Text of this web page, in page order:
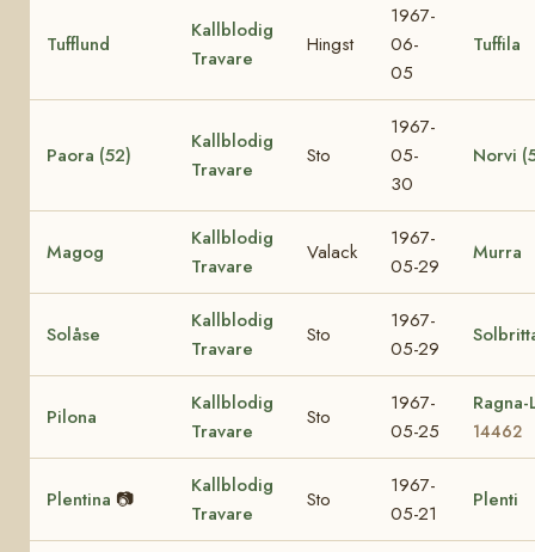
Tufflund
Kallblodig
Travare
Hingst
1967-
06-
05
Tuffila
Paora (52)
Kallblodig
Travare
Sto
1967-
05-
30
Norvi
Magog
Kallblodig
Travare
Valack
1967-
05-29
Murra
Solåse
Kallblodig
Travare
Sto
1967-
05-29
Pilona
Kallblodig
Travare
Sto
1967-
05-25
14462
Plentina 📷
Kallblodig
Travare
Sto
1967-
05-21
Plenti